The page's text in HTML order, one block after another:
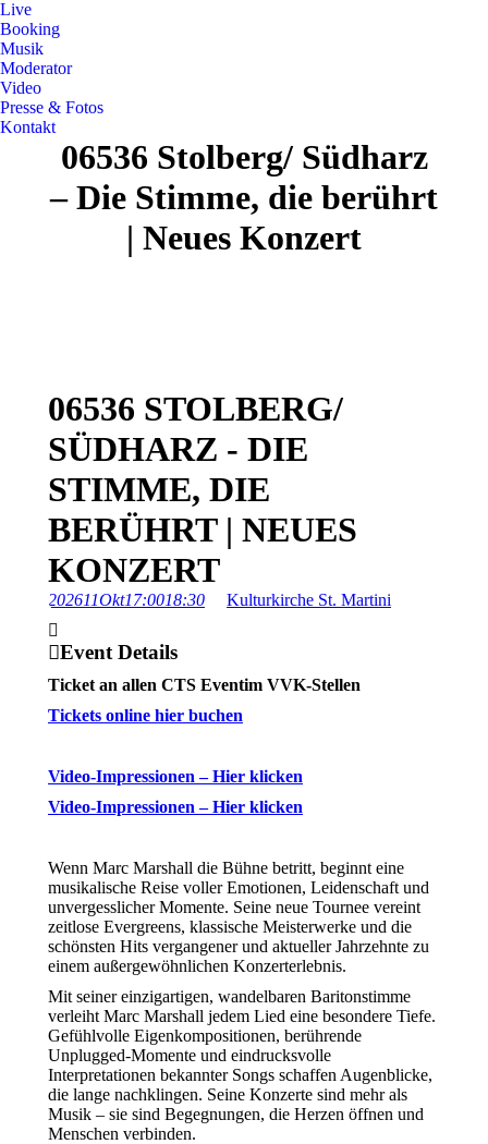
Live
Booking
Musik
Moderator
Video
Presse & Fotos
Kontakt
06536 Stolberg/ Südharz
– Die Stimme, die berührt
| Neues Konzert
06536 STOLBERG/
SÜDHARZ - DIE
STIMME, DIE
BERÜHRT | NEUES
KONZERT
202611Okt17:0018:30 Kulturkirche St. Martini
Event Details
Ticket an allen CTS Eventim VVK-Stellen
Tickets online hier buchen
Video-Impressionen – Hier klicken
Video-Impressionen – Hier klicken
Wenn Marc Marshall die Bühne betritt, beginnt eine
musikalische Reise voller Emotionen, Leidenschaft und
unvergesslicher Momente. Seine neue Tournee vereint
zeitlose Evergreens, klassische Meisterwerke und die
schönsten Hits vergangener und aktueller Jahrzehnte zu
einem außergewöhnlichen Konzerterlebnis.
Mit seiner einzigartigen, wandelbaren Baritonstimme
verleiht Marc Marshall jedem Lied eine besondere Tiefe.
Gefühlvolle Eigenkompositionen, berührende
Unplugged-Momente und eindrucksvolle
Interpretationen bekannter Songs schaffen Augenblicke,
die lange nachklingen. Seine Konzerte sind mehr als
Musik – sie sind Begegnungen, die Herzen öffnen und
Menschen verbinden.